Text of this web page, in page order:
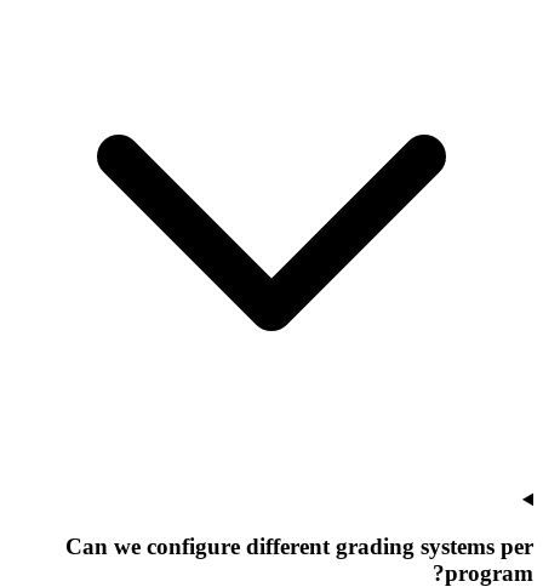
Can we configure different grading systems per
program?